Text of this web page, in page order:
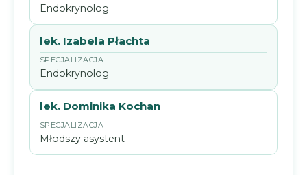
Endokrynolog
lek. Izabela Płachta
Endokrynolog
lek. Dominika Kochan
Młodszy asystent